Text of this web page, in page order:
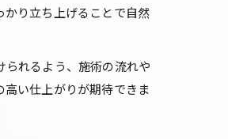
り立ち上げることで自然
れるよう、施術の流れや
い仕上がりが期待できま